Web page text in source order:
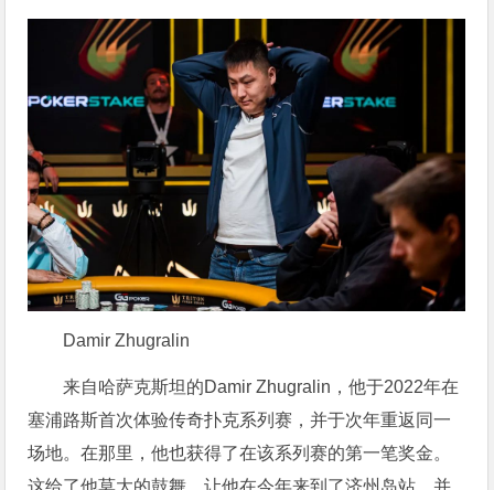
Damir Zhugralin
来自哈萨克斯坦的Damir Zhugralin，他于2022年在
塞浦路斯首次体验传奇扑克系列赛，并于次年重返同一
场地。在那里，他也获得了在该系列赛的第一笔奖金。